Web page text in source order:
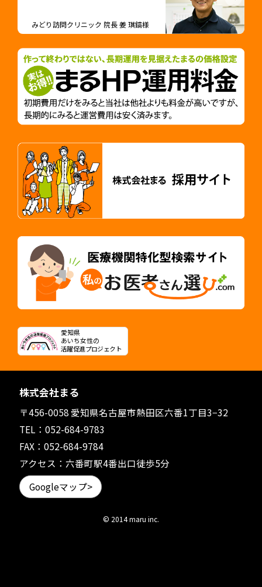
みどり訪問クリニック 院長 姜 琪鎬様
愛知県
あいち女性の
活躍促進プロジェクト
株式会社まる
〒456-0058 愛知県名古屋市熱田区六番1丁目3−32
TEL：052-684-9783
FAX：052-684-9784
アクセス：六番町駅4番出口徒歩5分
Googleマップ>
© 2014 maru inc.